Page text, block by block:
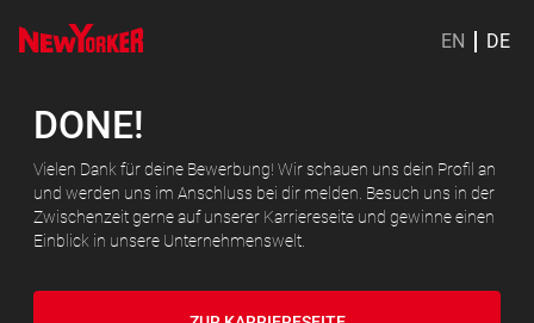
EN DE
DONE!
Vielen Dank für deine Bewerbung! Wir schauen uns dein Profil an
und werden uns im Anschluss bei dir melden. Besuch uns in der
Zwischenzeit gerne auf unserer Karriereseite und gewinne einen
Einblick in unsere Unternehmenswelt.